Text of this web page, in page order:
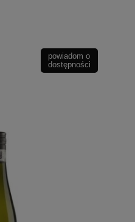
powiadom o
dostępności